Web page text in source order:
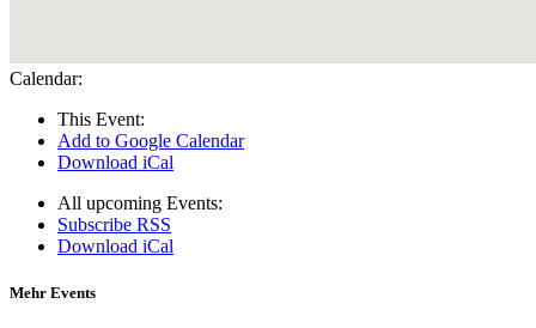
Calendar:
This Event:
Add to Google Calendar
Download iCal
All upcoming Events:
Subscribe RSS
Download iCal
Mehr Events